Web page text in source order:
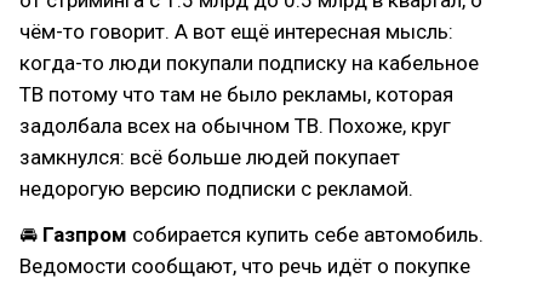
чём-то говорит. А вот ещё интересная мысль:
когда-то люди покупали подписку на кабельное
ТВ потому что там не было рекламы, которая
задолбала всех на обычном ТВ. Похоже, круг
замкнулся: всё больше людей покупает
недорогую версию подписки с рекламой.
🚘 Газпром собирается купить себе автомобиль.
Ведомости сообщают, что речь идёт о покупке